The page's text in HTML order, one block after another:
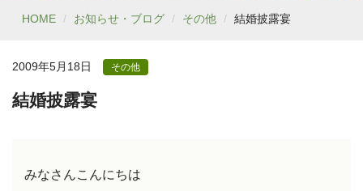
HOME お知らせ・ブログ その他 結婚披露宴
2009年5月18日 その他
結婚披露宴
みなさんこんにちは